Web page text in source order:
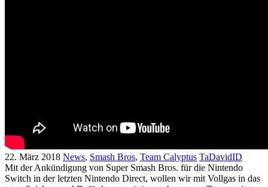
22. März 2018 News, Smash Bros, Team Calyptus TaDavidID
Mit der Ankündigung von Super Smash Bros. für die Nintendo
Switch in der letzten Nintendo Direct, wollen wir mit Vollgas in das